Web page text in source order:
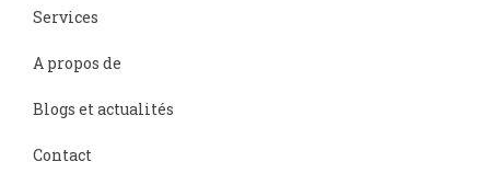
Services
A propos de
Blogs et actualités
Contact